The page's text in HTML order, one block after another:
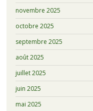
novembre 2025
octobre 2025
septembre 2025
août 2025
juillet 2025
juin 2025
mai 2025